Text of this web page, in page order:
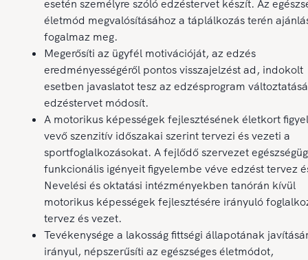
esetén személyre szóló edzéstervet készít. Az
életmód megvalósításához a táplálkozás terén
fogalmaz meg.
Megerősíti az ügyfél motivációját, az edzés
eredményességéről pontos visszajelzést ad, indokolt
esetben javaslatot tesz az edzésprogram
edzéstervet módosít.
A motorikus képességek fejlesztésének életkort
vevő szenzitív időszakai szerint tervezi és vezeti a
sportfoglalkozásokat. A fejlődő szervezet
funkcionális igényeit figyelembe véve edzést tervez
Nevelési és oktatási intézményekben tanórán kívül
motorikus képességek fejlesztésére irányuló
tervez és vezet.
Tevékenysége a lakosság fittségi állapotának
irányul, népszerűsíti az egészséges életmódot,